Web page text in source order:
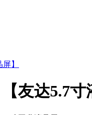
友达5.7寸